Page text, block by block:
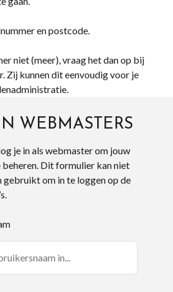
en postcode.
niet (meer), vraag het dan op bij
Zij kunnen dit eenvoudig voor je
WEBMASTERS
je in als webmaster om jouw
Dit formulier kan niet
gebruikt om in te loggen op de